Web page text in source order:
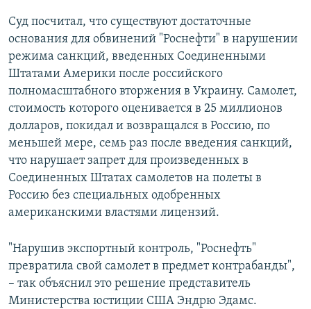
Суд посчитал, что существуют достаточные
основания для обвинений "Роснефти" в нарушении
режима санкций, введенных Соединенными
Штатами Америки после российского
полномасштабного вторжения в Украину. Самолет,
стоимость которого оценивается в 25 миллионов
долларов, покидал и возвращался в Россию, по
меньшей мере, семь раз после введения санкций,
что нарушает запрет для произведенных в
Соединенных Штатах самолетов на полеты в
Россию без специальных одобренных
американскими властями лицензий.
"Нарушив экспортный контроль, "Роснефть"
превратила свой самолет в предмет контрабанды",
– так объяснил это решение представитель
Министерства юстиции США Эндрю Эдамс.